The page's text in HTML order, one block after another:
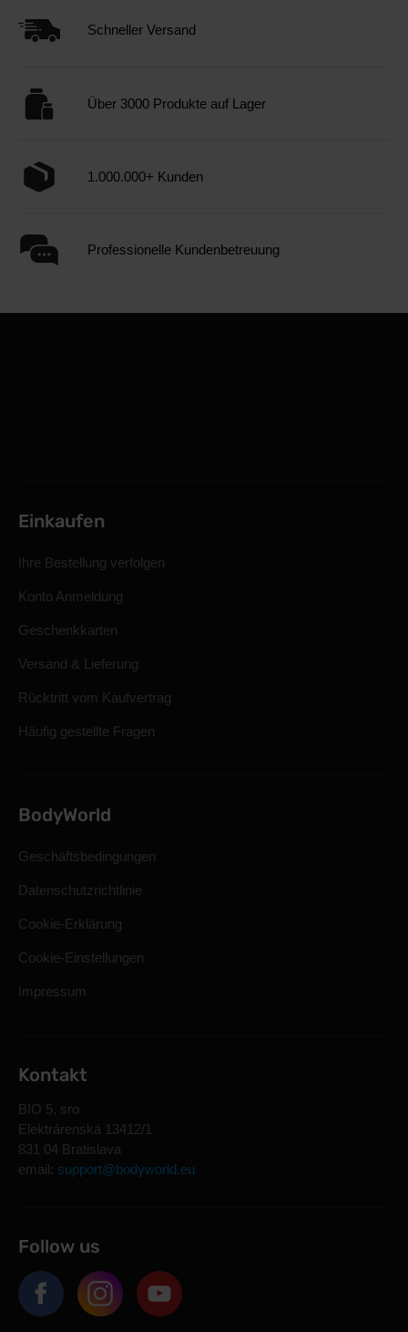
Schneller Versand
Über 3000 Produkte auf Lager
1.000.000+ Kunden
Professionelle Kundenbetreuung
Einkaufen
Ihre Bestellung verfolgen
Konto Anmeldung
Geschenkkarten
Versand & Lieferung
Rücktritt vom Kaufvertrag
Häufig gestellte Fragen
BodyWorld
Geschäftsbedingungen
Datenschutzrichtlinie
Cookie-Erklärung
Cookie-Einstellungen
Impressum
Kontakt
BIO 5, sro
Elektrárenská 13412/1
831 04 Bratislava
email: support@bodyworld.eu
Follow us